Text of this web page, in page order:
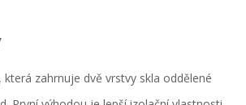
zahrnuje dvě vrstvy skla oddělené